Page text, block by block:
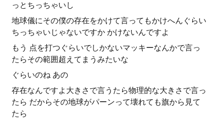
っとちっちゃいし
地球儀にその僕の存在をかけて言ってもかけへんぐらい
ちっちゃいじゃないですか かけないんですよ
もう 点を打つぐらいでしかないマッキーなんかで言っ
たらその範囲超えてまうみたいな
ぐらいのね あの
存在なんですよ大きさで言うたら物理的な大きさで言っ
たら だからその地球がパーンって壊れても旗から見て
たら